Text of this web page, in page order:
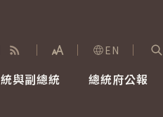
展開字級選單
EN
與副總統 總統府公報